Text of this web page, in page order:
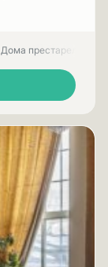
Дома престарелых